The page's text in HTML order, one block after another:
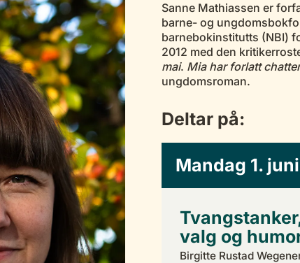
Sanne Mathiassen er
barne- og
barnebokinstitutts (NBI)
2012 med den
mai. Mia har forlatt
ungdomsroman.
Deltar på:
Mandag 1. juni
valg og
Birgitte Rustad